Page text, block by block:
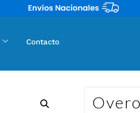
Contacto